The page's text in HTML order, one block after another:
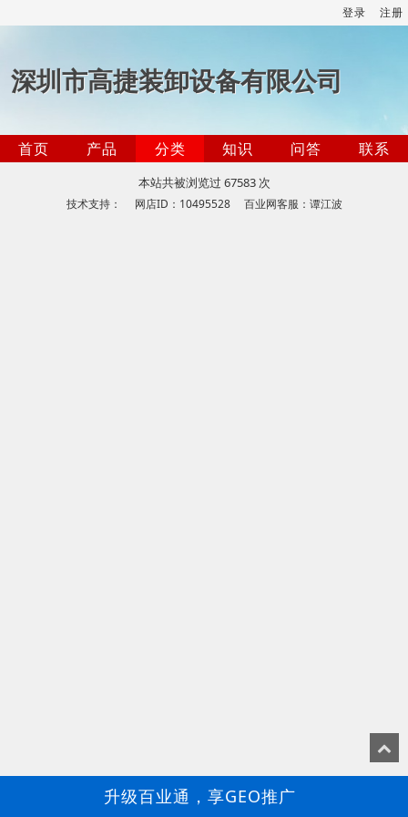
登录 注册
深圳市高捷装卸设备有限公司
首页 产品 分类 知识 问答 联系
本站共被浏览过 67583 次
技术支持： 网店ID：10495528 百业网客服：谭江波
升级百业通，享GEO推广